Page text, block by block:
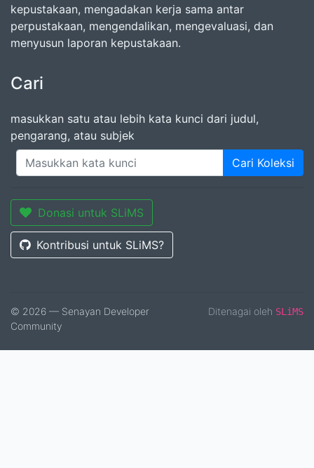
kepustakaan, mengadakan kerja sama antar
perpustakaan, mengendalikan, mengevaluasi, dan
menyusun laporan kepustakaan.
Cari
masukkan satu atau lebih kata kunci dari judul,
pengarang, atau subjek
Cari Koleksi
Donasi untuk SLiMS
Kontribusi untuk SLiMS?
© 2026 — Senayan Developer
Community
Ditenagai oleh SLiMS